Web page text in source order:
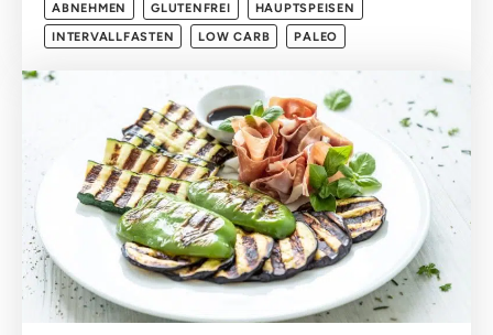
ABNEHMEN GLUTENFREI
HAUPTSPEISEN
INTERVALLFASTEN
LOW CARB PALEO